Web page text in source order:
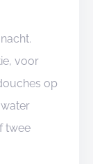
voor
op
twee